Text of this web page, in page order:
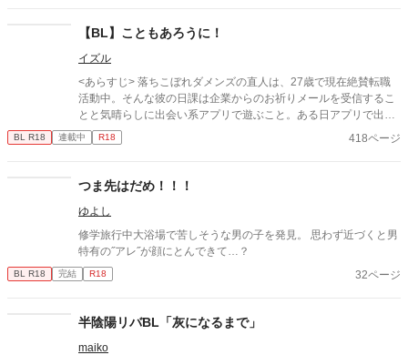
【BL】こともあろうに！
イズル
<あらすじ> 落ちこぼれダメンズの直人は、27歳で現在絶賛転職
活動中。そんな彼の日課は企業からのお祈りメールを受信するこ
とと気晴らしに出会い系アプリで遊ぶこと。ある日アプリで出会
ったゲイ・ミツルとセフレになったものの、こともあろうに事態
は最悪の方向に… ＜ひとこと＞ 今やっている作業がとても辛か
い・かるいなコメディBLです。（いまのところ） 暇つぶしとか勉
強や家事の休憩とかに、はたまた酒のつまみにでもしていただけ
たら嬉しいです♪ ＜ごちゅうい！＞ ※基本18禁です ※問題があっ
たり都合によっては消すかもです。とりあえず試用運転させて頂
いております！
BL R18 連載中 R18 418ページ
つま先はだめ！！！
ゆよし
修学旅行中大浴場で苦しそうな男の子を発見。 思わず近づくと男
特有の˝アレ˝が顔にとんできて…？
BL R18 完結 R18 32ページ
半陰陽リバBL「灰になるまで」
maiko